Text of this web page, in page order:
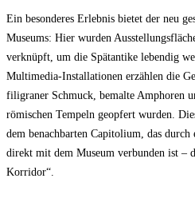
Ein besonderes Erlebnis bietet der neu
Museums: Hier wurden
verknüpft, um die Spätantike lebendig
Multimedia-Installationen erzählen die
filigraner Schmuck, bemalte Amphoren
römischen Tempeln geopfert wurden.
dem benachbarten Capitolium, das
direkt mit dem Museum verbunden ist –
Korridor“.